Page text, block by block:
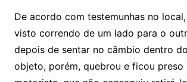
De acordo com testemunhas no
visto correndo de um lado para o
depois de sentar no câmbio dentro
objeto, porém, quebrou e ficou preso